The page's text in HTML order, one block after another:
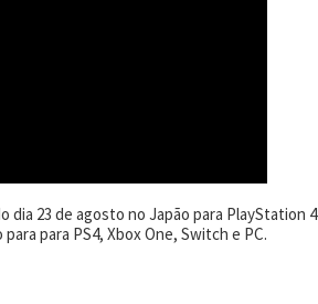
dia 23 de agosto no Japão para PlayStation
para PS4, Xbox One, Switch e PC.